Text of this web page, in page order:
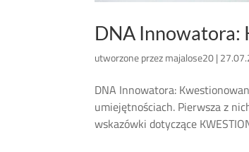
DNA Innowatora:
utworzone przezmajalose20|
DNA Innowatora:
umiejętnościach. Pierwsza z
wskazówki dotyczące